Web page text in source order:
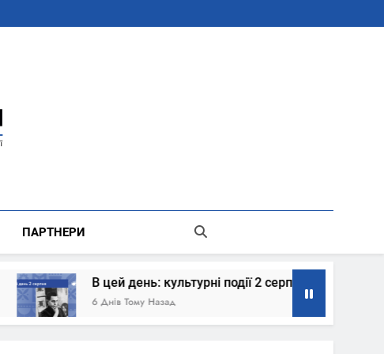
ПАРТНЕРИ
день: культурні події 2 серпня – що сталось
Днів Тому Назад